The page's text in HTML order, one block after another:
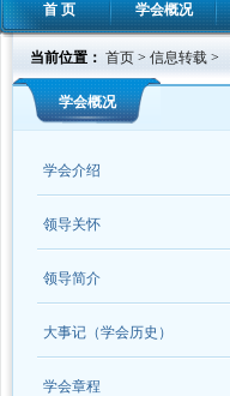
首 页 学会概况
当前位置： 首页 > 信息转载 >
学会概况
学会介绍
领导关怀
领导简介
大事记（学会历史）
学会章程